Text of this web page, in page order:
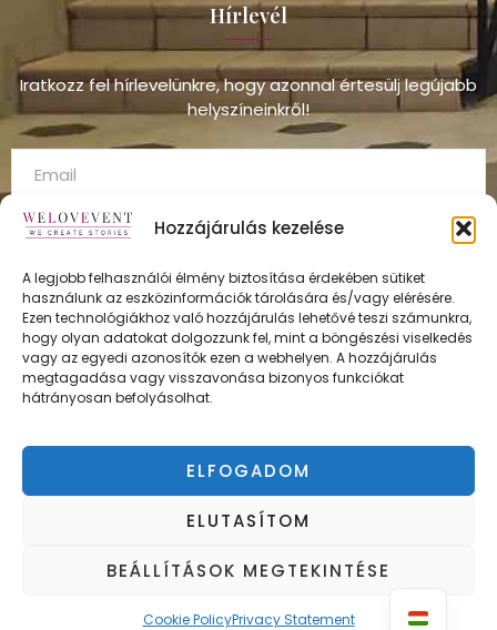
Hozzájárulás kezelése
A legjobb felhasználói élmény biztosítása érdekében sütiket
használunk az eszközinformációk tárolására és/vagy elérésére.
Ezen technológiákhoz való hozzájárulás lehetővé teszi számunkra,
hogy olyan adatokat dolgozzunk fel, mint a böngészési viselkedés
vagy az egyedi azonosítók ezen a webhelyen. A hozzájárulás
megtagadása vagy visszavonása bizonyos funkciókat
hátrányosan befolyásolhat.
ELFOGADOM
ELUTASÍTOM
BEÁLLÍTÁSOK MEGTEKINTÉSE
Cookie PolicyPrivacy Statement
Hírlevél
Iratkozz fel hírlevelünkre, hogy azonnal értesülj legújabb
helyszíneinkről!
FELÍRATKOZÁS
Copyright © WELOVEVENT
Adatvédelmi irányelvek
Impresszum